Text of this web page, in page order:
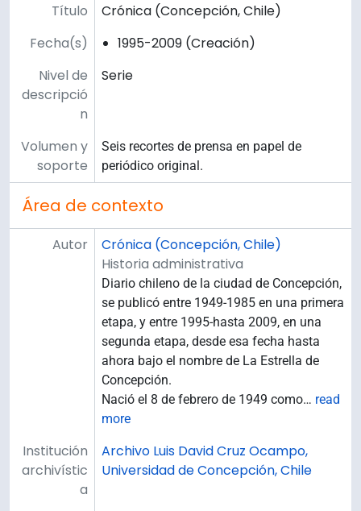
Título
Crónica (Concepción, Chile)
Fecha(s)
1995-2009 (Creación)
Nivel de
descripció
n
Serie
Volumen y
soporte
Seis recortes de prensa en papel de
periódico original.
Área de contexto
Autor
Crónica (Concepción, Chile)
Historia administrativa
Diario chileno de la ciudad de Concepción,
se publicó entre 1949-1985 en una primera
etapa, y entre 1995-hasta 2009, en una
segunda etapa, desde esa fecha hasta
ahora bajo el nombre de La Estrella de
Concepción.
Nació el 8 de febrero de 1949 como… read
more
Institución
archivístic
a
Archivo Luis David Cruz Ocampo,
Universidad de Concepción, Chile